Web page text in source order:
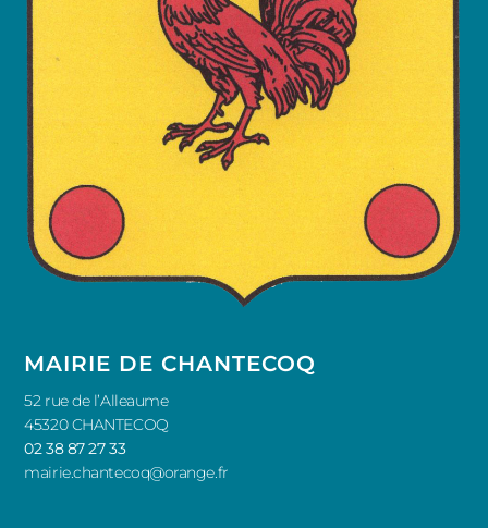
MAIRIE DE CHANTECOQ
52 rue de l’Alleaume
45320 CHANTECOQ
02 38 87 27 33
mairie.chantecoq@orange.fr